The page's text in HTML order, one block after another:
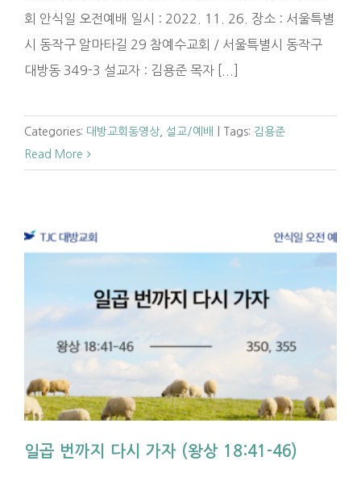
회 안식일 오전예배 일시 : 2022. 11. 26. 장소 : 서울특별
시 동작구 알마타길 29 참예수교회 / 서울특별시 동작구
대방동 349-3 설교자 : 김용준 목자 [...]
Categories: 대방교회동영상 설교/예배 Tags: 김용준
Read More
일곱 번까지 다시 가자 (왕상 18:41-46)